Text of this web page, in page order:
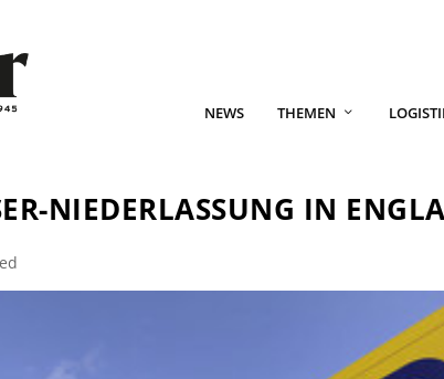
NEWS THEMEN
NIEDERLASSUNG IN